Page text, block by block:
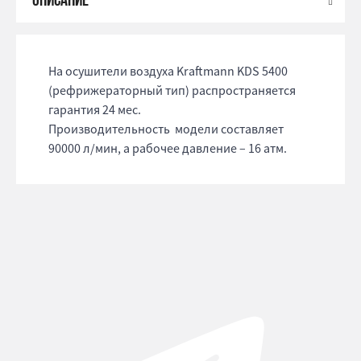
На осушители воздуха Kraftmann KDS 5400
(рефрижераторный тип) распространяется
гарантия 24 мес.
Производительность модели составляет
90000 л/мин, а рабочее давление – 16 атм.